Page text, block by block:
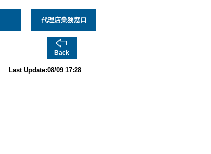
代理店業務窓口
Back
Last Update:08/09 17:28